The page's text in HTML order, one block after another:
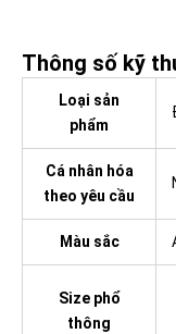
Thông số kỹ
Loại sản
phẩm
Cá nhân hóa
theo yêu cầu
Màu sắc
Size phổ
thông